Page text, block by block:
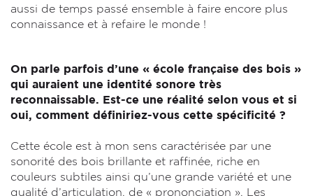
aussi de temps passé ensemble à faire encore plus
connaissance et à refaire le monde !
On parle parfois d’une « école française des bois »
qui auraient une identité sonore très
reconnaissable. Est-ce une réalité selon vous et si
oui, comment définiriez-vous cette spécificité ?
Cette école est à mon sens caractérisée par une
sonorité des bois brillante et raffinée, riche en
couleurs subtiles ainsi qu’une grande variété et une
qualité d’articulation, de « prononciation ». Les